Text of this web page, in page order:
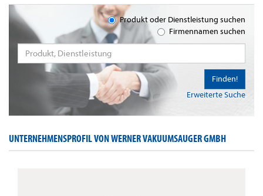
Produkt oder Dienstleistung suchen
Firmennamen suchen
Erweiterte Suche
Finden!
UNTERNEHMENSPROFIL VON WERNER VAKUUMSAUGER GMBH